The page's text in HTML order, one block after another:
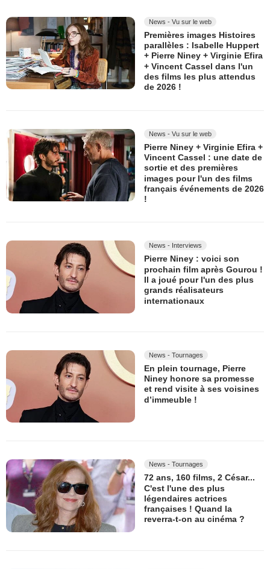
News - Vu sur le web
Premières images Histoires
parallèles : Isabelle Huppert
+ Pierre Niney + Virginie Efira
+ Vincent Cassel dans l'un
des films les plus attendus
de 2026 !
News - Vu sur le web
Pierre Niney + Virginie Efira +
Vincent Cassel : une date de
sortie et des premières
images pour l'un des films
français événements de 2026
!
News - Interviews
Pierre Niney : voici son
prochain film après Gourou !
Il a joué pour l'un des plus
grands réalisateurs
internationaux
News - Tournages
En plein tournage, Pierre
Niney honore sa promesse
et rend visite à ses voisines
d’immeuble !
News - Tournages
72 ans, 160 films, 2 César...
C'est l'une des plus
légendaires actrices
françaises ! Quand la
reverra-t-on au cinéma ?